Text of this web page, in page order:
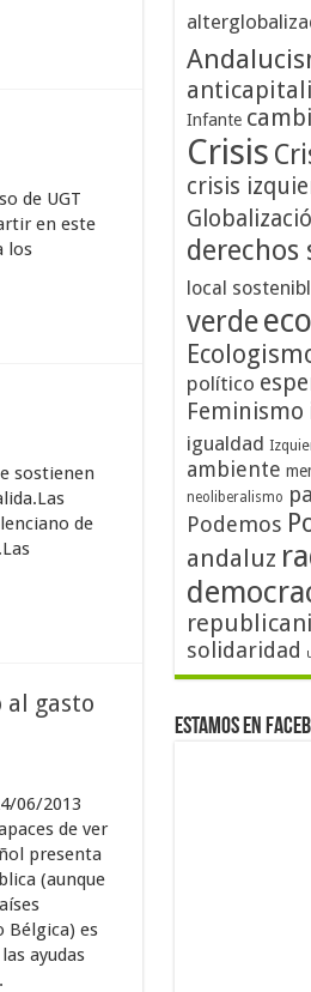
de UGT
en este
los
sostienen
de
al gasto
06/2013
de ver
presenta
(aunque
Bélgica) es
ayudas
Infante
Crisis
crisis
derechos
local
verde
político
Feminismo
igualdad
ambiente
neoliberalismo
Podemos
andaluz
solidaridad
Estamos en